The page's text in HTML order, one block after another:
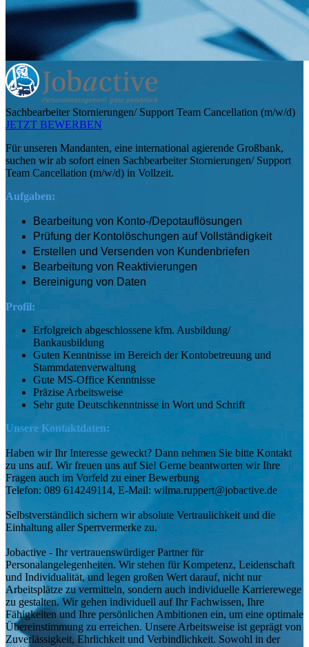
Sachbearbeiter Stornierungen/ Support Team Cancellation (m/w/d)
JETZT BEWERBEN
Für unseren Mandanten, eine international agierende Großbank,
suchen wir ab sofort einen Sachbearbeiter Stornierungen/ Support
Team Cancellation (m/w/d) in Vollzeit.
Aufgaben:
Bearbeitung von Konto-/Depotauflösungen
Prüfung der Kontolöschungen auf Vollständigkeit
Erstellen und Versenden von Kundenbriefen
Bearbeitung von Reaktivierungen
Bereinigung von Daten
Profil:
Erfolgreich abgeschlossene kfm. Ausbildung/
Bankausbildung
Guten Kenntnisse im Bereich der Kontobetreuung und
Stammdatenverwaltung
Gute MS-Office Kenntnisse
Präzise Arbeitsweise
Sehr gute Deutschkenntnisse in Wort und Schrift
Unsere Kontaktdaten:
Haben wir Ihr Interesse geweckt? Dann nehmen Sie bitte Kontakt
zu uns auf. Wir freuen uns auf Sie! Gerne beantworten wir Ihre
Fragen auch im Vorfeld zu einer Bewerbung
Telefon: 089 614249114, E-Mail: wilma.ruppert@jobactive.de
Selbstverständlich sichern wir absolute Vertraulichkeit und die
Einhaltung aller Sperrvermerke zu.
Jobactive - Ihr vertrauenswürdiger Partner für
Personalangelegenheiten. Wir stehen für Kompetenz, Leidenschaft
und Individualität, und legen großen Wert darauf, nicht nur
Arbeitsplätze zu vermitteln, sondern auch individuelle Karrierewege
zu gestalten. Wir gehen individuell auf Ihr Fachwissen, Ihre
Fähigkeiten und Ihre persönlichen Ambitionen ein, um eine optimale
Übereinstimmung zu erreichen. Unsere Arbeitsweise ist geprägt von
Zuverlässigkeit, Ehrlichkeit und Verbindlichkeit. Sowohl in der